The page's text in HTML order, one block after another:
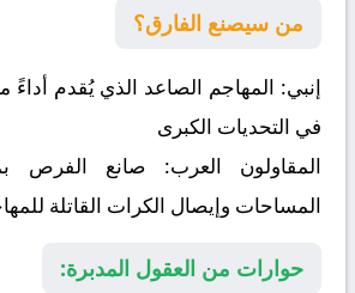
من سيصنع الفارق؟
إنبي: المهاجم الصاعد الذي يُقدم أداءً
في التحديات الكبرى
المقاولون العرب: صانع الفرص
المساحات وإيصال الكرات القاتلة
حوارات من العقول المدبرة: